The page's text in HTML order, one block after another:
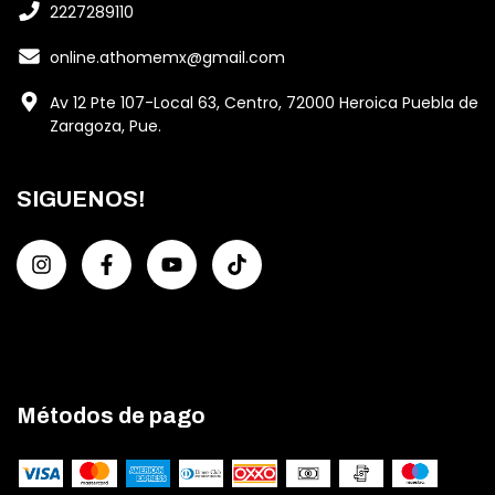
2227289110
online.athomemx@gmail.com
Av 12 Pte 107-Local 63, Centro, 72000 Heroica Puebla de
Zaragoza, Pue.
SIGUENOS!
Métodos de pago